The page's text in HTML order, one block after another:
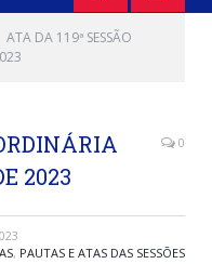
ATA DA 119ª SESSÃO
2023
0
, PAUTAS E ATAS DAS SESSÕES